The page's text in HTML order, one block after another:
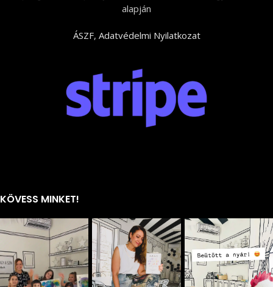
alapján
ÁSZF, Adatvédelmi Nyilatkozat
KÖVESS MINKET!